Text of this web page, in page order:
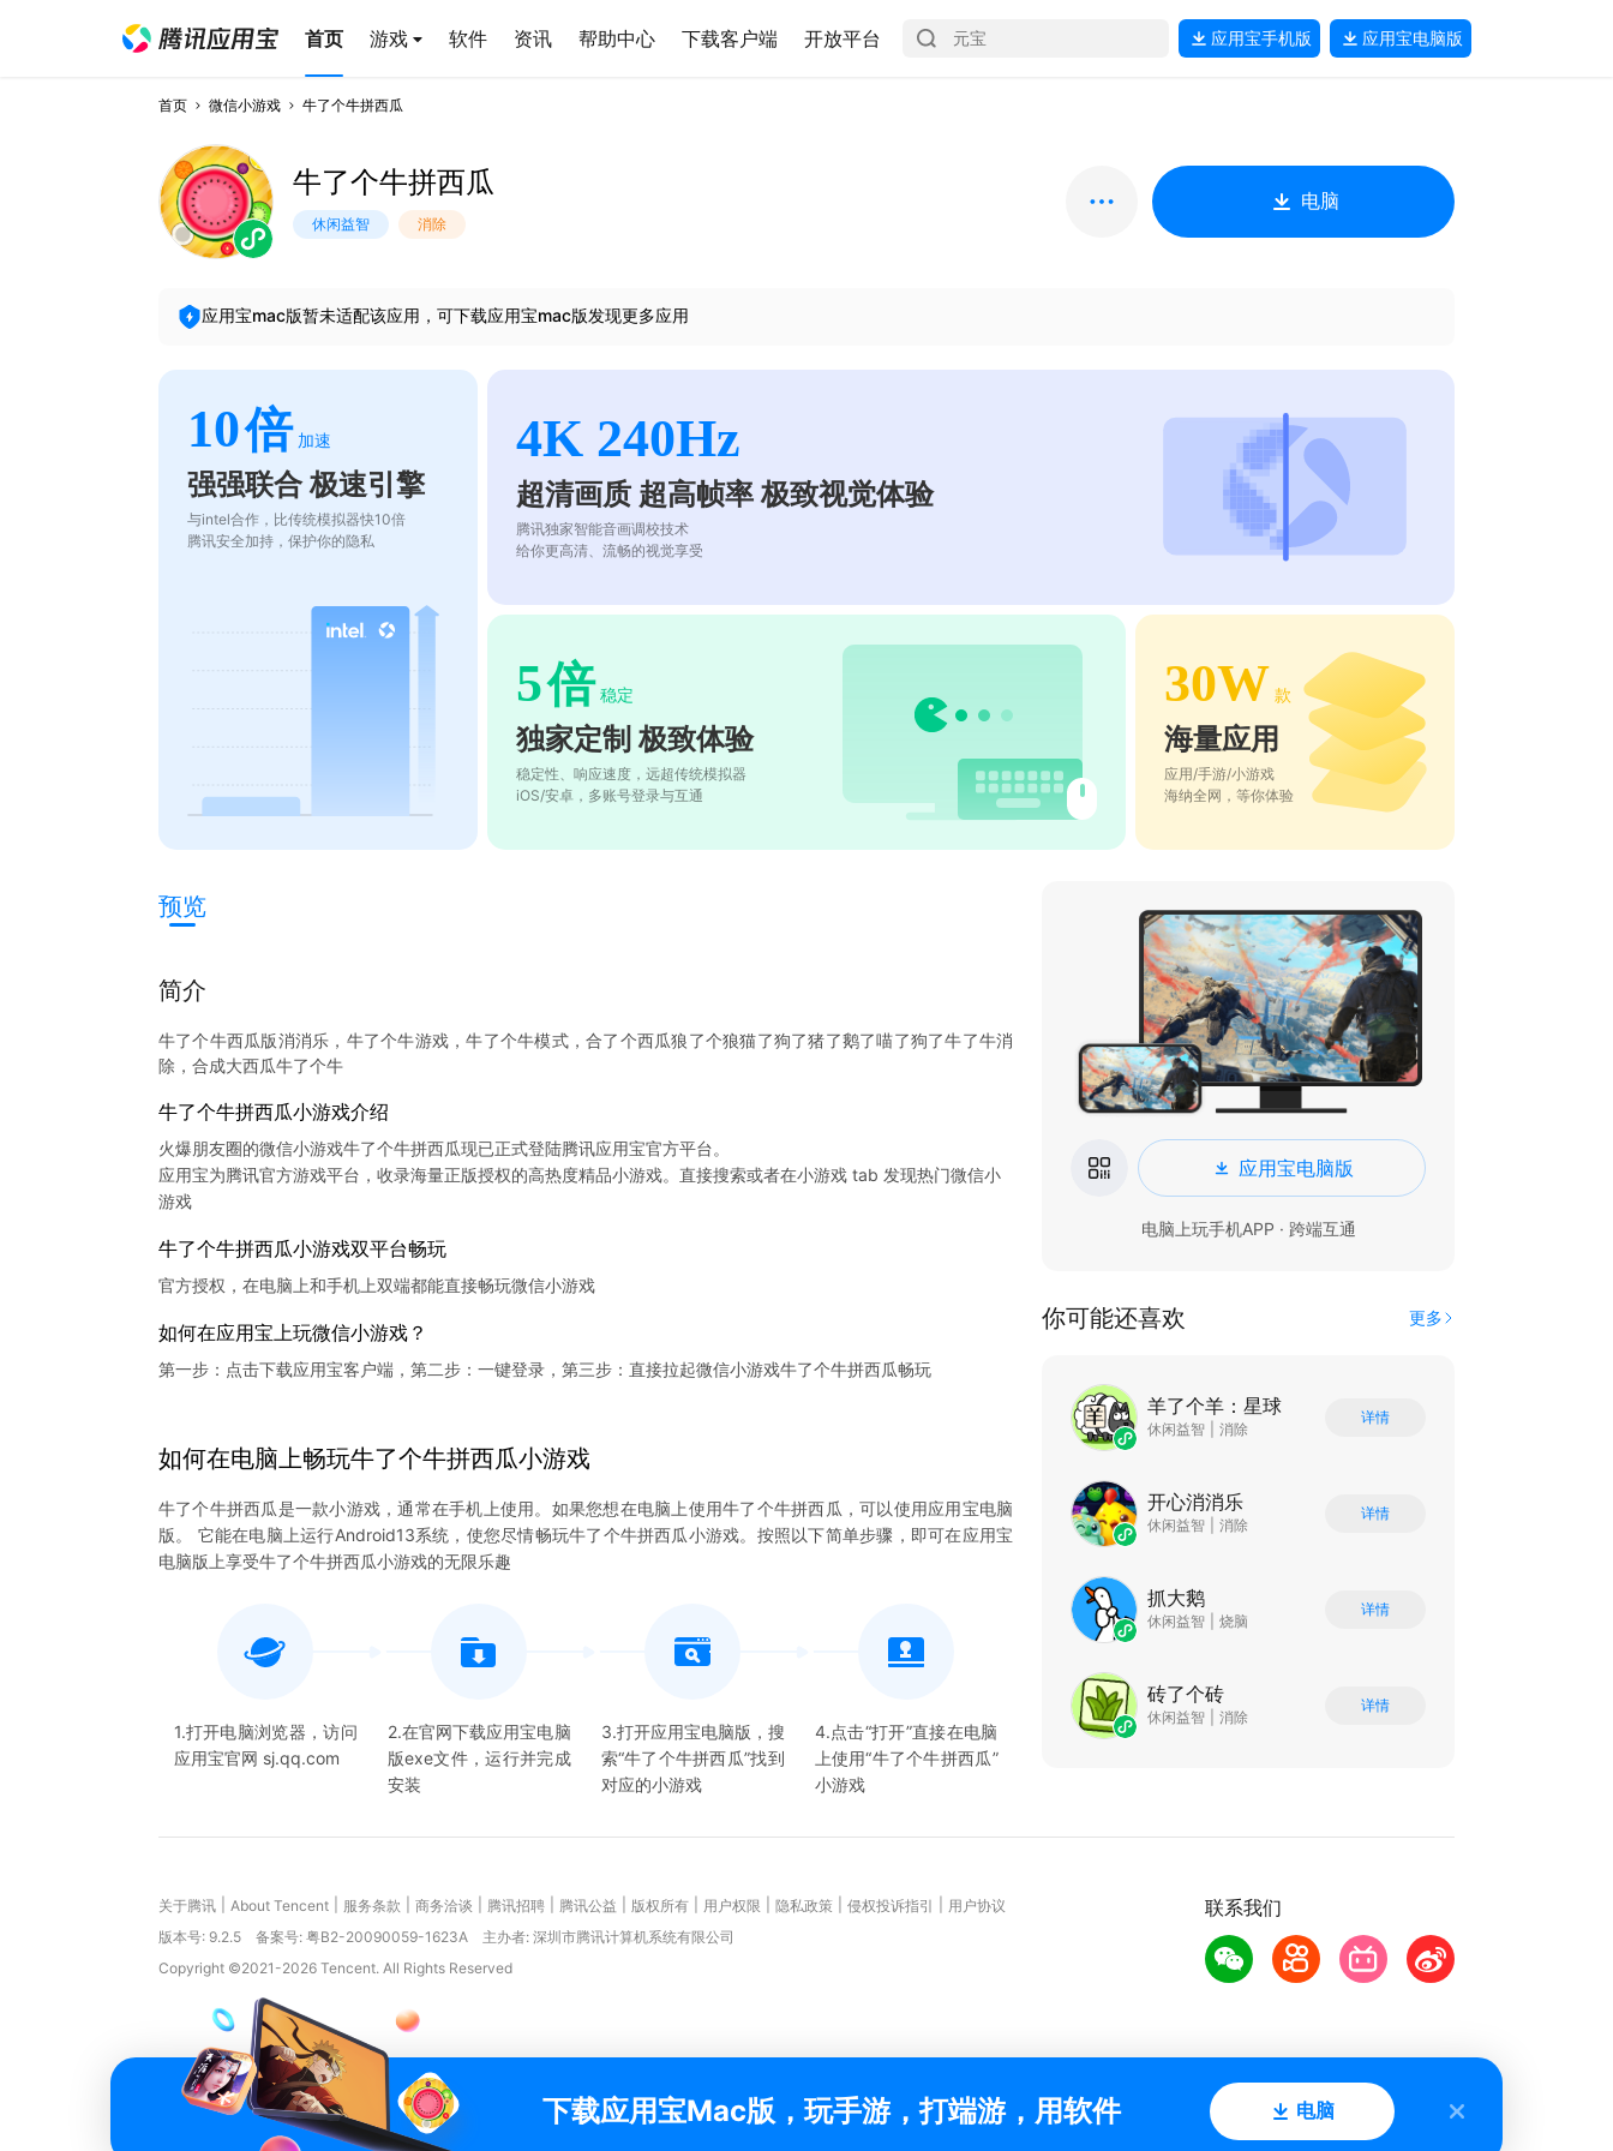
首页 游戏 软件 资讯 帮助中心 下载客户端 开放平台 应用宝手机版 应用宝电脑版
首页 微信小游戏 牛了个牛拼西瓜
牛了个牛拼西瓜
休闲益智 消除
电脑
应用宝mac版暂未适配该应用，可下载应用宝mac版发现更多应用
10倍 加速
强强联合 极速引擎
与intel合作，比传统模拟器快10倍
腾讯安全加持，保护你的隐私
4K 240Hz
超清画质 超高帧率 极致视觉体验
腾讯独家智能音画调校技术
给你更高清、流畅的视觉享受
5倍 稳定
独家定制 极致体验
稳定性、响应速度，远超传统模拟器
iOS/安卓，多账号登录与互通
30W 款
海量应用
应用/手游/小游戏
海纳全网，等你体验
预览
简介
牛了个牛西瓜版消消乐，牛了个牛游戏，牛了个牛模式，合了个西瓜狼了个狼猫了狗了猪了鹅了喵了狗了牛了牛消
除，合成大西瓜牛了个牛
牛了个牛拼西瓜小游戏介绍
火爆朋友圈的微信小游戏牛了个牛拼西瓜现已正式登陆腾讯应用宝官方平台。
应用宝为腾讯官方游戏平台，收录海量正版授权的高热度精品小游戏。直接搜索或者在小游戏 tab 发现热门微信小
牛了个牛拼西瓜小游戏双平台畅玩
官方授权，在电脑上和手机上双端都能直接畅玩微信小游戏
如何在应用宝上玩微信小游戏？
第一步：点击下载应用宝客户端，第二步：一键登录，第三步：直接拉起微信小游戏牛了个牛拼西瓜畅玩
如何在电脑上畅玩牛了个牛拼西瓜小游戏
牛了个牛拼西瓜是一款小游戏，通常在手机上使用。如果您想在电脑上使用牛了个牛拼西瓜，可以使用应用宝电脑
版。 它能在电脑上运行Android13系统，使您尽情畅玩牛了个牛拼西瓜小游戏。按照以下简单步骤，即可在应用宝
电脑版上享受牛了个牛拼西瓜小游戏的无限乐趣
1.打开电脑浏览器，访问
应用宝官网 sj.qq.com
2.在官网下载应用宝电脑
版exe文件，运行并完成
安装
3.打开应用宝电脑版，搜
索“牛了个牛拼西瓜”找到
对应的小游戏
4.点击“打开”直接在电脑
上使用“牛了个牛拼西瓜”
小游戏
应用宝电脑版
电脑上玩手机APP · 跨端互通
你可能还喜欢 更多
羊了个羊：星球
休闲益智 消除
详情
开心消消乐
休闲益智 消除
详情
抓大鹅
休闲益智 烧脑
详情
砖了个砖
休闲益智 消除
详情
联系我们
关于腾讯 About Tencent 服务条款 商务洽谈 腾讯招聘 腾讯公益 版权所有 用户权限 隐私政策 侵权投诉指引
用户协议
版本号: 9.2.5 备案号: 粤B2-20090059-1623A
主办者: 深圳市腾讯计算机系统有限公司
Copyright ©2021-2026 Tencent. All Rights Reserved
下载应用宝Mac版，玩手游，打端游，用软件 电脑